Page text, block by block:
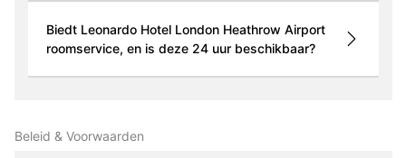
Biedt Leonardo Hotel London Heathrow Airport
roomservice, en is deze 24 uur beschikbaar?
Beleid & Voorwaarden